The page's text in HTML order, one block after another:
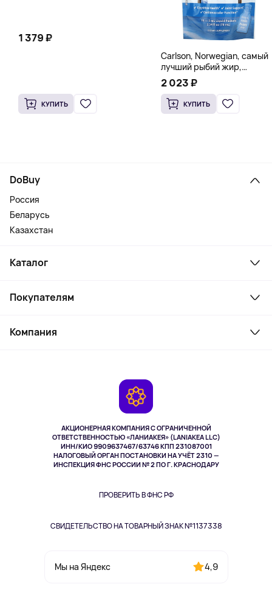
1 379 ₽
КУПИТЬ
Carlson, Norwegian, самый
лучший рыбий жир,
натуральный лимон, 15
пакетиков (5 мл) каждый
2 023 ₽
КУПИТЬ
АКЦИОНЕРНАЯ КОМПАНИЯ С ОГРАНИЧЕННОЙ
ОТВЕТСТВЕННОСТЬЮ «ЛАНИАКЕЯ» (LANIAKEA LLC)
ИНН/КИО 9909637467/63746 КПП 231087001
НАЛОГОВЫЙ ОРГАН ПОСТАНОВКИ НА УЧЁТ 2310 —
ИНСПЕКЦИЯ ФНС РОССИИ № 2 ПО Г. КРАСНОДАРУ
ПРОВЕРИТЬ В ФНС РФ
СВИДЕТЕЛЬСТВО НА ТОВАРНЫЙ ЗНАК №1137338
Мы на Яндекс 4,9
DoBuy
Россия
Беларусь
Казахстан
Каталог
Ноутбуки, мониторы, VR
Косметика и уход
Здоровье питомцев
Одежда и аксессуары
Покупателям
Как заказать
Компания